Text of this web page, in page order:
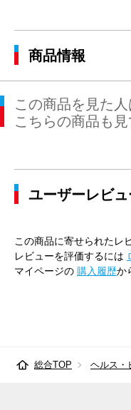
商品情報
この商品を見た人
こちらの商品も
ユーザーレビュ
この商品に寄せられたレ
レビューを評価するには
マイページの 購入履歴か
総合TOP ヘルス・